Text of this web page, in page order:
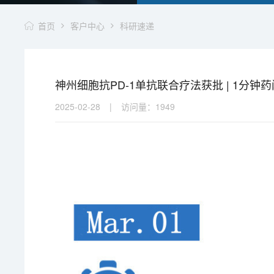
首页 客户中心 科研速递
神州细胞抗PD-1单抗联合疗法获批 | 1分钟
2025-02-28 | 访问量： 1949